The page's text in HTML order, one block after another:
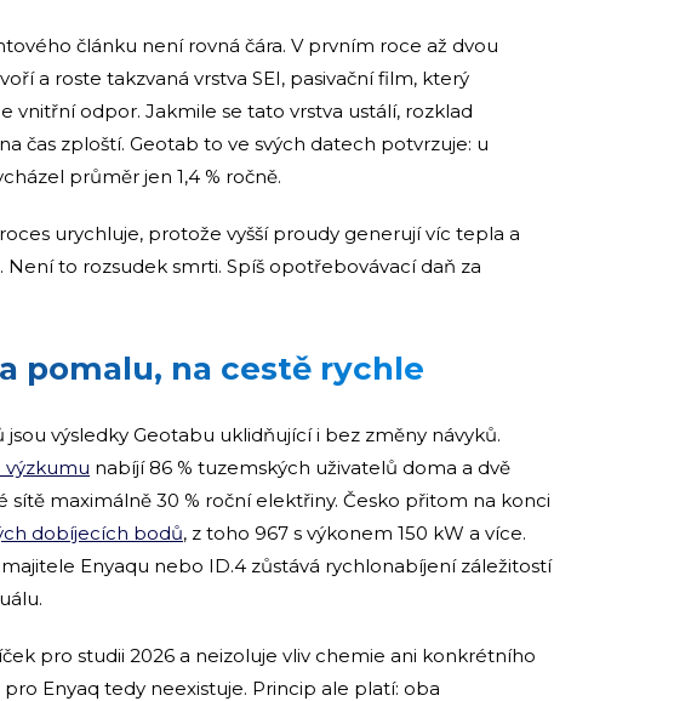
článku není rovná čára. V prvním roce až dvou
a roste takzvaná vrstva SEI, pasivační film, který
vnitřní odpor. Jakmile se tato vrstva ustálí, rozklad
čas zploští. Geotab to ve svých datech potvrzuje: u
průměr jen 1,4 % ročně.
urychluje, protože vyšší proudy generují víc tepla a
to rozsudek smrti. Spíš opotřebovávací daň za
pomalu, na cestě rychle
výsledky Geotabu uklidňující i bez změny návyků.
výzkumu nabíjí 86 % tuzemských uživatelů doma a dvě
maximálně 30 % roční elektřiny. Česko přitom na konci
dobíjecích bodů, z toho 967 s výkonem 150 kW a více.
Enyaqu nebo ID.4 zůstává rychlonabíjení záležitostí
pro studii 2026 a neizoluje vliv chemie ani konkrétního
Enyaq tedy neexistuje. Princip ale platí: oba